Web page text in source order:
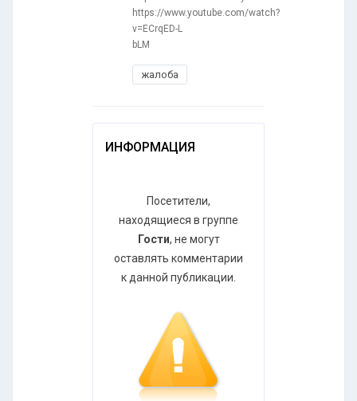
https://www.youtube.com/watch?
v=ECrqED-L
bLM
жалоба
ИНФОРМАЦИЯ
Посетители,
находящиеся в группе
Гости, не могут
оставлять комментарии
к данной публикации.